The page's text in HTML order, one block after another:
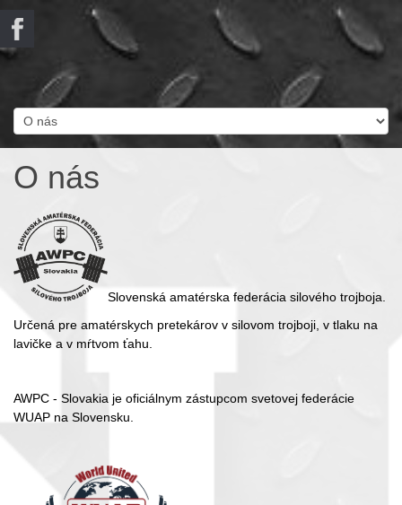
O nás
Slovenská amatérska federácia silového trojboja.
Určená pre amatérskych pretekárov v silovom trojboji, v tlaku na
lavičke a v mŕtvom ťahu.
AWPC - Slovakia je oficiálnym zástupcom svetovej federácie
WUAP na Slovensku.